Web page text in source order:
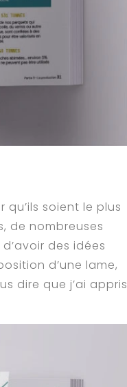
soient le plus
de nombreuses
des idées
d’une lame,
dire que j’ai appris